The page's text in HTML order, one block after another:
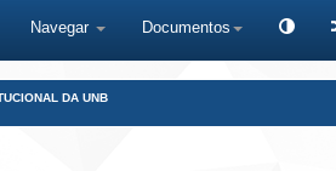
Navegar Documentos
DA UNB